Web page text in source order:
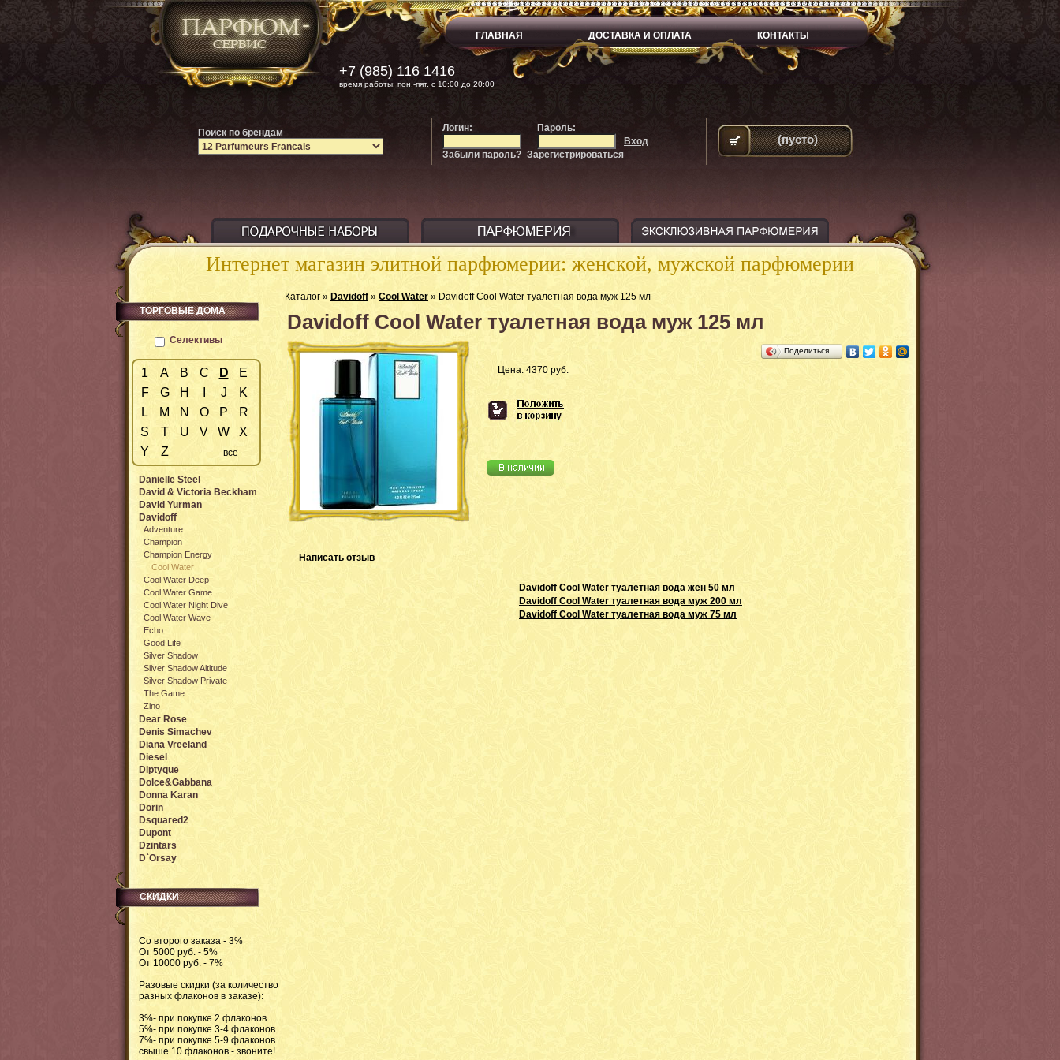
Интернет магазин элитной парфюмерии: женской, мужской парфюмерии
Каталог » Davidoff » Cool Water » Davidoff Cool Water туалетная вода муж 125 мл
Davidoff Cool Water туалетная вода муж 125 мл
Поделиться…
Цена: 4370 руб.
Написать отзыв
Davidoff Cool Water туалетная вода жен 50 мл
Davidoff Cool Water туалетная вода муж 200 мл
Davidoff Cool Water туалетная вода муж 75 мл
ТОРГОВЫЕ ДОМА
Селективы
1 A B C D
E
F
G H J
K
L
M N O P
R
S
T U V W
X
Y
Z все
Danielle Steel
David & Victoria Beckham
David Yurman
Davidoff
Adventure
Champion
Champion Energy
Cool Water
Cool Water Deep
Cool Water Game
Cool Water Night Dive
Cool Water Wave
Echo
Good Life
Silver Shadow
Silver Shadow Altitude
Silver Shadow Private
The Game
Zino
Dear Rose
Denis Simachev
Diana Vreeland
Diesel
Diptyque
Dolce&Gabbana
Donna Karan
Dorin
Dsquared2
Dupont
Dzintars
D`Orsay
СКИДКИ
Со второго заказа - 3%
От 5000 руб. - 5%
От 10000 руб. - 7%
Разовые скидки (за количество
разных флаконов в заказе):
3%- при покупке 2 флаконов.
5%- при покупке 3-4 флаконов.
7%- при покупке 5-9 флаконов.
свыше 10 флаконов - звоните!
ГЛАВНАЯ ДОСТАВКА И ОПЛАТА КОНТАКТЫ
+7 (985) 116 1416
время работы: пон.-пят. с 10:00 до 20:00
Поиск по брендам Логин:
Пароль:
Вход
Забыли пароль? Зарегистрироваться
(пусто)